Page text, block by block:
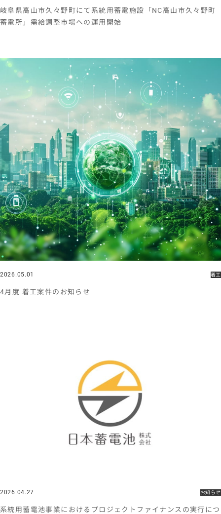
岐阜県高山市久々野町にて系統用蓄電施設「NC高山市久々野町
蓄電所」需給調整市場への運用開始
2026.05.01 着工
4月度 着工案件のお知らせ
2026.04.27 お知らせ
系統用蓄電池事業におけるプロジェクトファイナンスの実行につ